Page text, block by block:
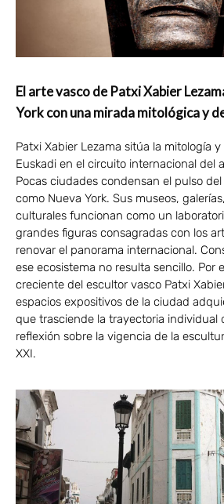
El arte vasco de Patxi Xabier
York con una mirada mitológica y
Patxi Xabier Lezama sitúa la mitología
Euskadi en el circuito internacional del
Pocas ciudades condensan el pulso
como Nueva York. Sus museos,
culturales funcionan como un
grandes figuras consagradas con los
renovar el panorama internacional.
ese ecosistema no resulta sencillo. Por
creciente del escultor vasco Patxi
espacios expositivos de la ciudad
que trasciende la trayectoria individual
reflexión sobre la vigencia de la
XXI.